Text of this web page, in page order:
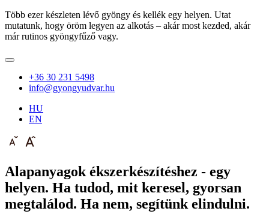
Több ezer készleten lévő gyöngy és kellék egy helyen. Utat
mutatunk, hogy öröm legyen az alkotás – akár most kezded, akár
már rutinos gyöngyfűző vagy.
+36 30 231 5498
info@gyongyudvar.hu
HU
EN
Alapanyagok ékszerkészítéshez - egy
helyen. Ha tudod, mit keresel, gyorsan
megtalálod. Ha nem, segítünk elindulni.